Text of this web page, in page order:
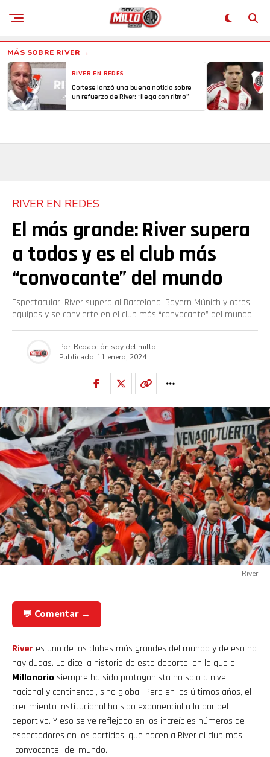
RIVER EN REDES
Cortese lanzó una buena noticia sobre
un refuerzo de River: “llega con ritmo”
RIVER EN REDES
El más grande: River supera
a todos y es el club más
“convocante” del mundo
Espectacular: River supera al Barcelona, Bayern Múnich y otros
equipos y se convierte en el club más “convocante” del mundo.
Por Redacción soy del millo
Publicado 11 enero, 2024
River
💬 Comentar →
River es uno de los clubes más grandes del mundo y de eso no
hay dudas. Lo dice la historia de este deporte, en la que el
Millonario siempre ha sido protagonista no solo a nivel
nacional y continental, sino global. Pero en los últimos años, el
crecimiento institucional ha sido exponencial a la par del
deportivo. Y eso se ve reflejado en los increíbles números de
espectadores en los partidos, que hacen a River el club más
“convocante” del mundo.